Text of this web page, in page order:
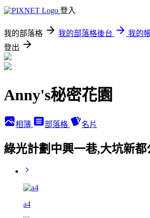
登入
我的部落格 我的部落格後台
我的
登出
Anny's秘密花園
相簿 部落格 名片
綠光計劃中興一巷,大坑新
a4